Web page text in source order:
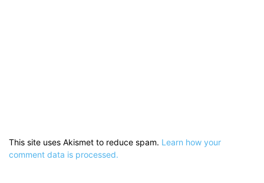
This site uses Akismet to reduce spam. Learn how your
comment data is processed.